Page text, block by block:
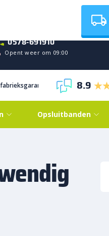
0578-691910
Opent weer om 09:00
8.9
Opsluitbanden